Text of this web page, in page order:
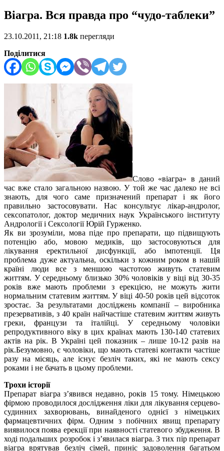
Віагра. Вся правда про “чудо-таблеки”
23.10.2011, 21:18 1.8k перегляди
Поділитися
Слово «віагра» в даний
час вже стало загальною назвою. У той же час далеко не всі
знають, для чого саме призначений препарат і як його
правильно застосовувати. Нас консультує лікар-андролог,
сексопатолог, доктор медичних наук Українського інституту
Андрології і Сексології Юрій Гурженко.
Як ви зрозуміли, мова піде про препарати, що підвищують
потенцію або, мовою медиків, що застосовуються для
лікування еректильної дисфункції, або імпотенції. Ця
проблема дуже актуальна, оскільки з кожним роком в нашій
країні люди все з меншою частотою живуть статевим
життям. У середньому близько 30% чоловіків у віці від 30-35
років вже мають проблеми з ерекцією, не можуть жити
нормальним статевим життям. У віці 40-50 років цей відсоток
зростає. За результатами досліджень компанії – виробника
презервативів, з 40 країн найчастіше статевим життям живуть
греки, французи та італійці. У середньому чоловіки
репродуктивного віку в цих країнах мають 130-140 статевих
актів на рік. В Україні цей показник – лише 10-12 разів на
рік.Безумовно, є чоловіки, що мають статеві контакти частіше
разу на місяць, але існує безліч таких, які не мають сексу
роками і не бачать в цьому проблеми.
Трохи історії
Препарат віагра з’явився недавно, років 15 тому. Німецькою
фірмою проводилося дослідження ліки для лікування серцево-
судинних захворювань, винайденого однієї з німецьких
фармацевтичних фірм. Одним з побічних явищ препарату
виявилося поява ерекції при наявності статевого збудження. В
ході подальших розробок і з’явилася віагра. З тих пір препарат
віагра врятував безліч сімей, приніс задоволення багатьом